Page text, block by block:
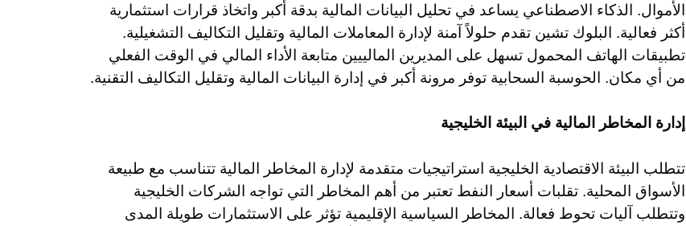
الأموال. الذكاء الاصطناعي يساعد في تحليل البيانات المالية بدقة أكبر واتخاذ قرارات استثمارية
أكثر فعالية. البلوك تشين تقدم حلولاً آمنة لإدارة المعاملات المالية وتقليل التكاليف التشغيلية.
تطبيقات الهاتف المحمول تسهل على المديرين المالييين متابعة الأداء المالي في الوقت الفعلي
من أي مكان. الحوسبة السحابية توفر مرونة أكبر في إدارة البيانات المالية وتقليل التكاليف التقنية.
إدارة المخاطر المالية في البيئة الخليجية
تتطلب البيئة الاقتصادية الخليجية استراتيجيات متقدمة لإدارة المخاطر المالية تتناسب مع طبيعة
الأسواق المحلية. تقلبات أسعار النفط تعتبر من أهم المخاطر التي تواجه الشركات الخليجية
وتتطلب آليات تحوط فعالة. المخاطر السياسية الإقليمية تؤثر على الاستثمارات طويلة المدى